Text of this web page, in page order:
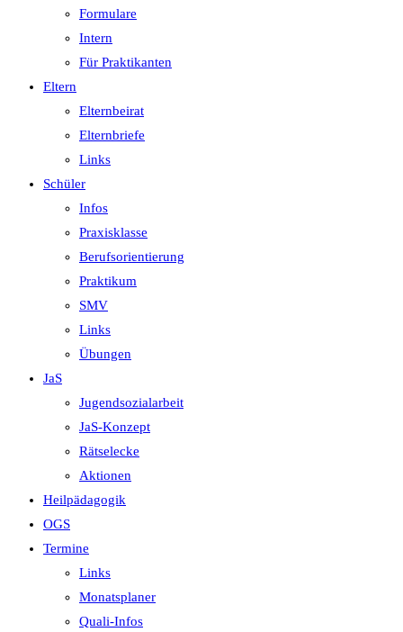
Formulare
Intern
Für Praktikanten
Eltern
Elternbeirat
Elternbriefe
Links
Schüler
Infos
Praxisklasse
Berufsorientierung
Praktikum
SMV
Links
Übungen
JaS
Jugendsozialarbeit
JaS-Konzept
Rätselecke
Aktionen
Heilpädagogik
OGS
Termine
Links
Monatsplaner
Quali-Infos